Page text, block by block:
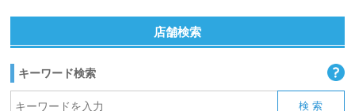
店舗検索
キーワード検索